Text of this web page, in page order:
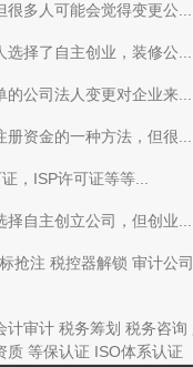
多人可能会觉得变更公...
择了自主创业，装修公...
公司法人变更对企业来...
资金的一种方法，但很...
，ISP许可证等等...
自主创立公司，但创业...
抢注 税控器解锁 审计公司
计审计 税务筹划 税务咨询
质 等保认证 ISO体系认证